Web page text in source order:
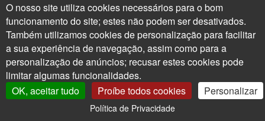
Árvores XXL
O nosso site utiliza cookies necessários para o bom
funcionamento do site; estes não podem ser desativados.
Também utilizamos cookies de personalização para facilitar
a sua experiência de navegação, assim como para a
personalização de anúncios; recusar estes cookies pode
limitar algumas funcionalidades.
OK, aceitar tudo
Proíbe todos cookies Personalizar
Política de Privacidade